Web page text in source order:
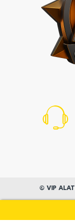
© VIP ALATI